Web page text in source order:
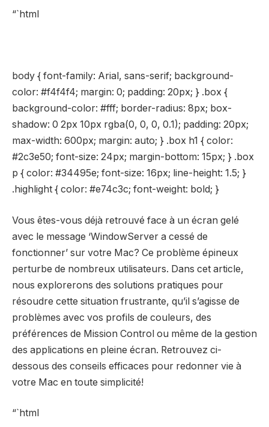
“`html
body { font-family: Arial, sans-serif; background-
color: #f4f4f4; margin: 0; padding: 20px; } .box {
background-color: #fff; border-radius: 8px; box-
shadow: 0 2px 10px rgba(0, 0, 0, 0.1); padding: 20px;
max-width: 600px; margin: auto; } .box h1 { color:
#2c3e50; font-size: 24px; margin-bottom: 15px; } .box
p { color: #34495e; font-size: 16px; line-height: 1.5; }
.highlight { color: #e74c3c; font-weight: bold; }
Vous êtes-vous déjà retrouvé face à un écran gelé
avec le message ‘WindowServer a cessé de
fonctionner’ sur votre Mac? Ce problème épineux
perturbe de nombreux utilisateurs. Dans cet article,
nous explorerons des solutions pratiques pour
résoudre cette situation frustrante, qu’il s’agisse de
problèmes avec vos profils de couleurs, des
préférences de Mission Control ou même de la gestion
des applications en pleine écran. Retrouvez ci-
dessous des conseils efficaces pour redonner vie à
votre Mac en toute simplicité!
“`html